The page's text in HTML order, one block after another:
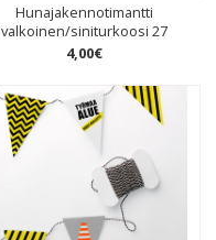
Hunajakennotimantti
valkoinen/siniturkoosi 27
4,00€